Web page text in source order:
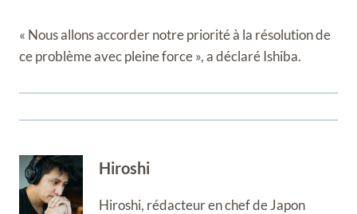
« Nous allons accorder notre priorité à la résolution de
ce problème avec pleine force », a déclaré Ishiba.
Hiroshi
Hiroshi, rédacteur en chef de Japon